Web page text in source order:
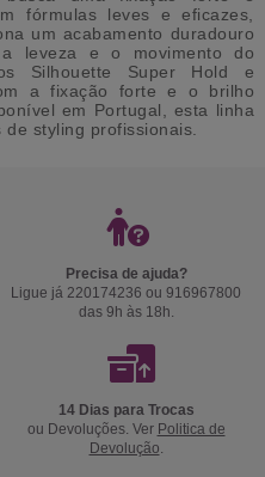
fórmulas leves e eficazes,
um acabamento duradouro
leveza e o movimento do
Silhouette Super Hold e
a fixação forte e o brilho
em Portugal, esta linha
styling profissionais.
Precisa de ajuda?
Ligue já 220174236 ou 916967800
das 9h às 18h.
14 Dias para Trocas
ou Devoluções. Ver Politica de
Devolução.